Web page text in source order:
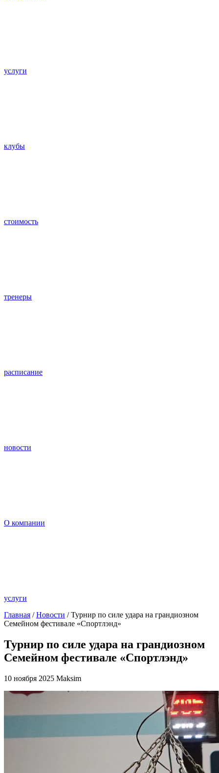
услуги
клубы
стоимость
тренеры
расписание
новости
О компании
услуги
Главная /Новости / Турнир по силе удара на грандиозном
Семейном фестивале «Спортлэнд»
Турнир по силе удара на грандиозном
Семейном фестивале «Спортлэнд»
10 ноября 2025 Maksim